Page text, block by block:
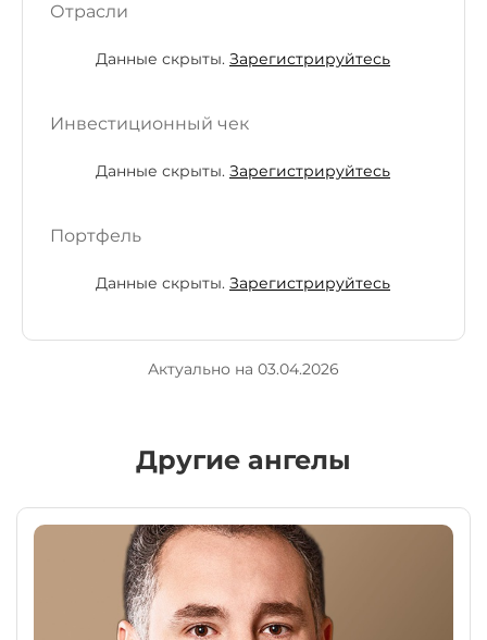
Отрасли
Данные скрыты. Зарегистрируйтесь
Инвестиционный чек
Данные скрыты. Зарегистрируйтесь
Портфель
Данные скрыты. Зарегистрируйтесь
Актуально на 03.04.2026
Другие ангелы